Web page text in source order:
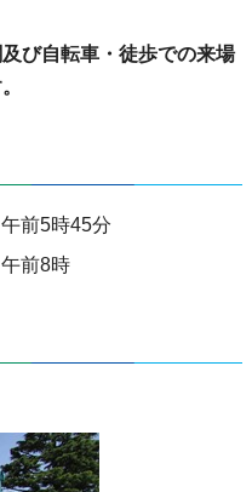
び自転車・徒歩での来場
前5時45分
前8時